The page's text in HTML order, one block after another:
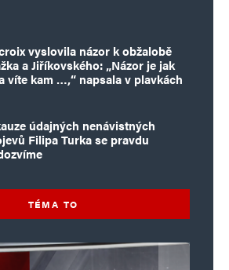
vyslovila názor k obžalobě
a Jiříkovského: „Názor je jak
víte kam …,“ napsala v plavkách
údajných nenávistných
Filipa Turka se pravdu
TÉMA TO